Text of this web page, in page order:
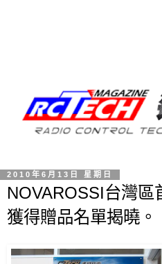
2010年6月13日 星期日
NOVAROSSI台灣區
獲得贈品名單揭曉。